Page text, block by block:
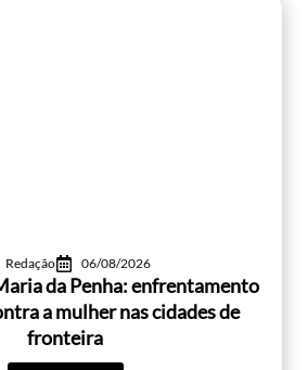
Redação 06/08/2026
da Penha: enfrentamento
a mulher nas cidades de
fronteira